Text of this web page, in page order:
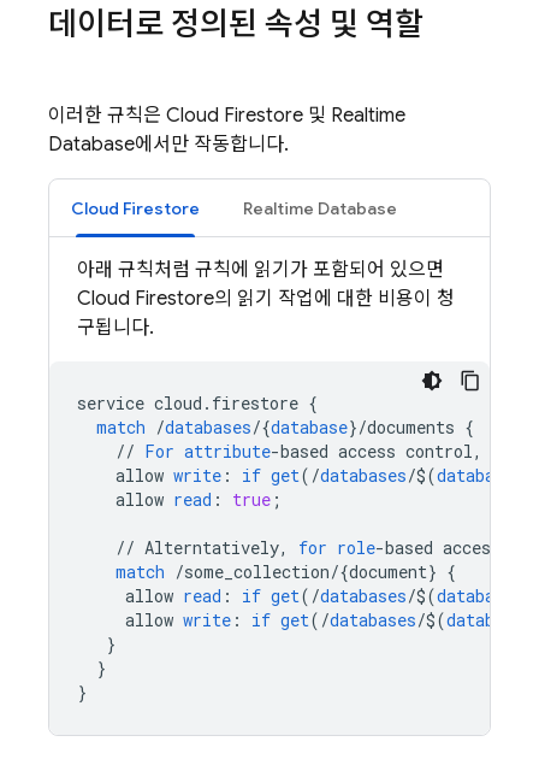
데이터로 정의된 속성 및 역할
이러한 규칙은 Cloud Firestore 및 Realtime
Database에서만 작동합니다.
Cloud Firestore Realtime Database
아래 규칙처럼 규칙에 읽기가 포함되어 있으면
Cloud Firestore의 읽기 작업에 대한 비용이 청
구됩니다.
service cloud . firestore {
match /databases/{database}/documents {
// For attribute-based access control,
allow write : if get( /databases/$(database
allow read : true ;
// Alterntatively, for role-based access
match /some_collection/{document} {
allow read : if get( /databases/$(database
allow write : if get( /databases/$(database
}
}
}